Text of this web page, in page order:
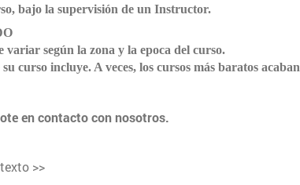
bajo la supervisión de un Instructor.
variar según la zona y la epoca del curso.
curso incluye. A veces, los cursos más baratos acaban
en contacto con nosotros.
>>